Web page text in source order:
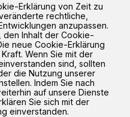
Erklärung von Zeit zu
rechtliche,
anzupassen.
den Inhalt der Cookie-
neue Cookie-Erklärung
Wenn Sie mit der
sind, sollten
die Nutzung unserer
Indem Sie nach
auf unsere Dienste
Sie sich mit der
einverstanden.